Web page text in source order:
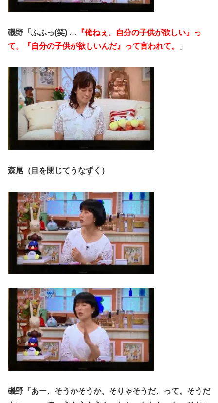
磯野「ふふっ(笑) … 『俺ねぇ、自分の子供が欲しい』っ
て。『自分の子供が欲しいんだ』って言われて。
」
森尾（目を閉じてうなずく）
磯野「あー、そうかそうか、そりゃそうだ、って。そうだ